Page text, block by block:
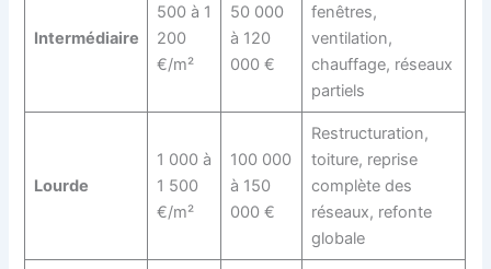
Intermédiaire
500 à 1
200
€/m²
50 000
à 120
000 €
fenêtres,
ventilation,
chauffage, réseaux
partiels
Lourde
1 000 à
1 500
€/m²
100 000
à 150
000 €
Restructuration,
toiture, reprise
complète des
réseaux, refonte
globale